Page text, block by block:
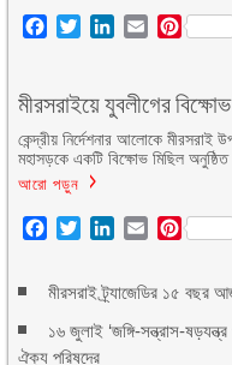
Facebook
TwitterLinkedIn
Email
মীরসরাইয়ে যুবলীগের
কেন্দ্রীয় নির্দেশনার আলোকে
মহাসড়কে একটি বিক্ষোভ মিছিল অনুষ্ঠিত
আরো পড়ুন
Facebook
TwitterLinkedIn
Email
মীরসরাই ট্র্যাজেডির ১৫ বছর
১৬ জুলাই ‘জঙ্গি-সন্ত্রাস-
ঐক্য পরিষদের